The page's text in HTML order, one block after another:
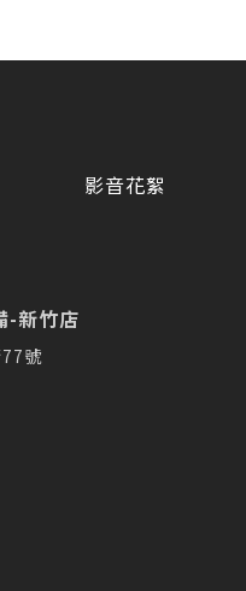
影音花絮
-新竹店
號